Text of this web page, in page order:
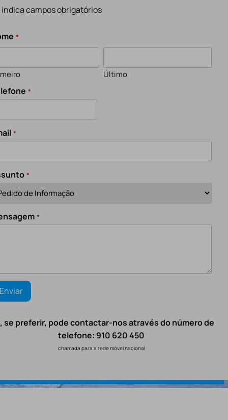
indica campos obrigatórios
*
Último
*
*
*
*
se preferir, pode contactar-nos através do número de
telefone: 910 620 450
chamada para a rede móvel nacional